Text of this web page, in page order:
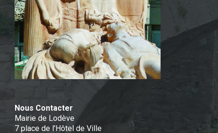
Nous Contacter
Mairie de Lodève
7 place de l'Hôtel de Ville